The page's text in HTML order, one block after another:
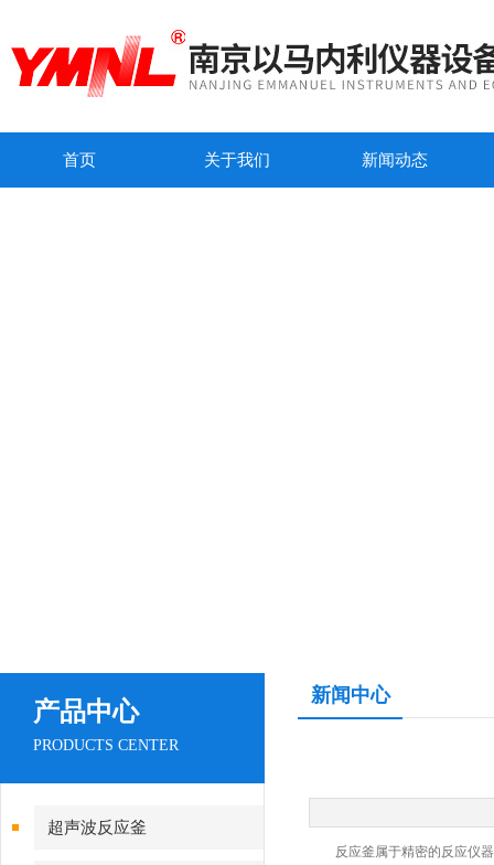
首页 关于我们 新闻动态
产品中心
PRODUCTS CENTER
超声波反应釜
新闻中心
反应釜属于精密的反应仪器